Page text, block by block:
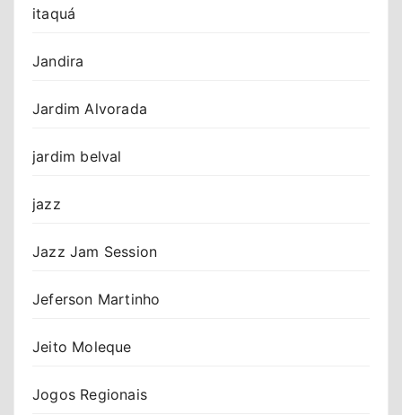
itaquá
Jandira
Jardim Alvorada
jardim belval
jazz
Jazz Jam Session
Jeferson Martinho
Jeito Moleque
Jogos Regionais